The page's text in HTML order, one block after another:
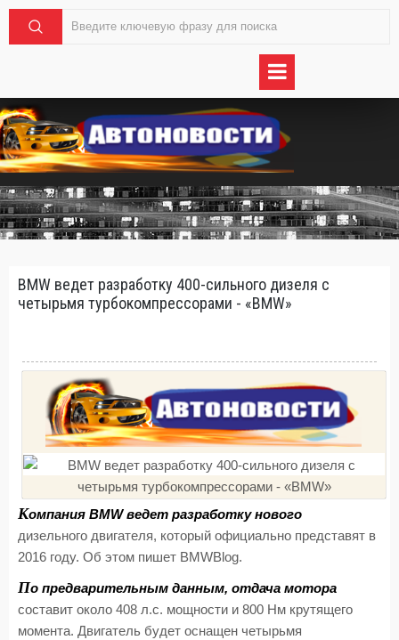
BMW ведет разработку 400-сильного дизеля с
четырьмя турбокомпрессорами - «BMW»
Компания BMW ведет разработку нового
дизельного двигателя, который официально представят в
2016 году. Об этом пишет BMWBlog.
По предварительным данным, отдача мотора
составит около 408 л.с. мощности и 800 Нм крутящего
момента. Двигатель будет оснащен четырьмя